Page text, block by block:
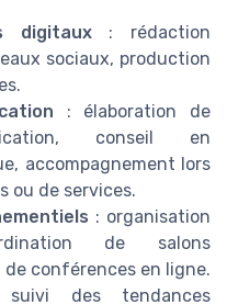
digitaux: rédaction
sociaux, production
: élaboration de
conseil en
accompagnement lors
ou de services.
: organisation
de salons
conférences en ligne.
des tendances